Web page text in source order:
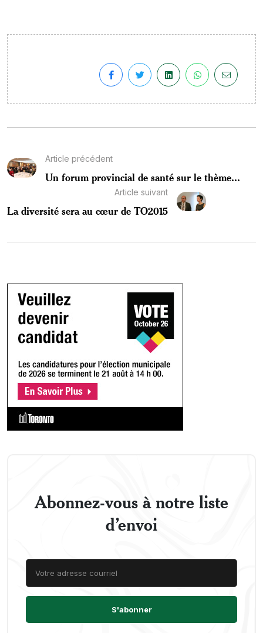
Article précédent
Un forum provincial de santé sur le thème...
Article suivant
La diversité sera au cœur de TO2015
Abonnez-vous à notre liste
d’envoi